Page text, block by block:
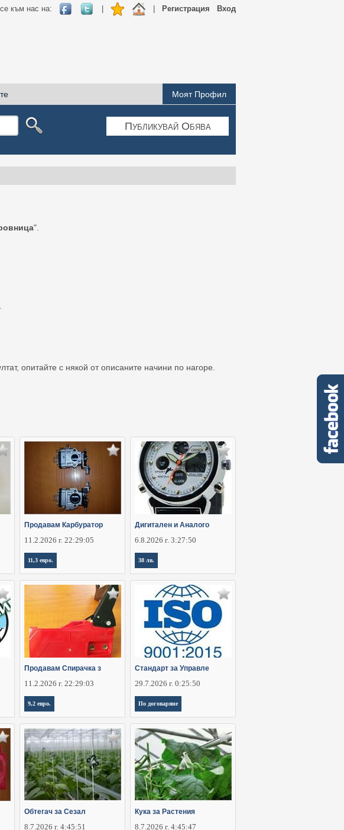
Вход
Регистрация
към нас на:
Моят Профил
Публикувай Обява
".
опитайте с някой от описаните начини по нагоре.
Продавам Карбуратор
11.2.2026 г. 22:29:05
11,3 евро.
Дигитален и Аналого
6.8.2026 г. 3:27:50
38 лв.
Продавам Спирачка з
11.2.2026 г. 22:29:03
9,2 евро.
Стандарт за Управле
29.7.2026 г. 0:25:50
По договаряне
Обтегач за Сезал
8.7.2026 г. 4:45:51
Кука за Растения
8.7.2026 г. 4:45:47